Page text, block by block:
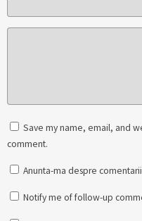
Save my name, email, and
comment.
Anunta-ma despre
Notify me of follow-up